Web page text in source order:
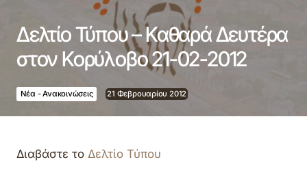
Δελτίο Τύπου – Καθαρά Δευτέρα
στον Κορύλοβο 21-02-2012
Νέα - Ανακοινώσεις 21 Φεβρουαρίου 2012
Διαβάστε το Δελτίο Τύπου